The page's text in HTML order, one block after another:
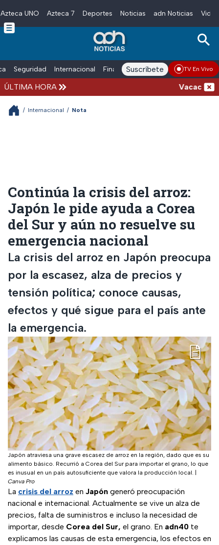
Skip to main content
Azteca UNO Azteca 7 Deportes Noticias adn Noticias
Seguridad Internacional Finanzas adn Noticias Radio
Suscríbete TV En Vivo
ÚLTIMA HORA Vacaciones
/ Internacional / Nota
Continúa la crisis del arroz:
Japón le pide ayuda a Corea
del Sur y aún no resuelve su
emergencia nacional
La crisis del arroz en Japón preocupa
por la escasez, alza de precios y
tensión política; conoce causas,
efectos y qué sigue para el país ante
la emergencia.
Japón atraviesa una grave escasez de arroz en la región, dado que es su
alimento básico. Recurrió a Corea del Sur para importar el grano, lo que
es inusual en un país autosuficiente que valora la producción local.
Canva Pro
La crisis del arroz en Japón generó preocupación
nacional e internacional. Actualmente se vive un alza de
precios, falta de suministros e incluso la necesidad de
importar, desde Corea del Sur, el grano. En adn40 te
explicamos las causas de esta emergencia, los efectos en